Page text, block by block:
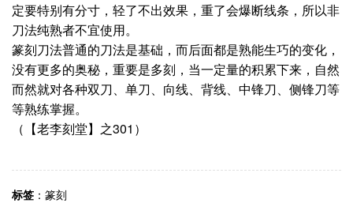
定要特别有分寸，轻了不出效果，重了会爆断线条，所以非
刀法纯熟者不宜使用。
篆刻刀法普通的刀法是基础，而后面都是熟能生巧的变化，
没有更多的奥秘，重要是多刻，当一定量的积累下来，自然
而然就对各种双刀、单刀、向线、背线、中锋刀、侧锋刀等
等熟练掌握。
（【老李刻堂】之301）
标签 ： 篆刻